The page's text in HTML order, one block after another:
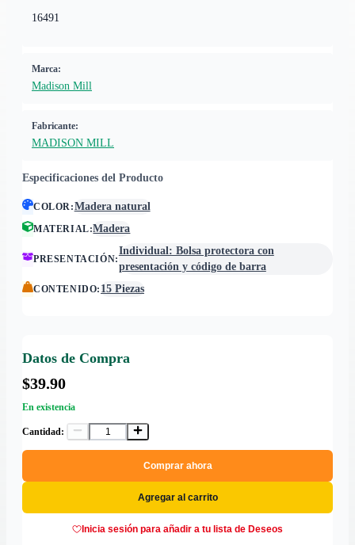
16491
Marca:
Madison Mill
Fabricante:
MADISON MILL
Especificaciones del Producto
COLOR:Madera natural
MATERIAL:Madera
PRESENTACIÓN:
Individual: Bolsa protectora con
presentación y código de barra
CONTENIDO: 15 Piezas
Datos de Compra
$39.90
En existencia
Cantidad:
Comprar ahora
Agregar al carrito
Inicia sesión para añadir a tu lista de Deseos